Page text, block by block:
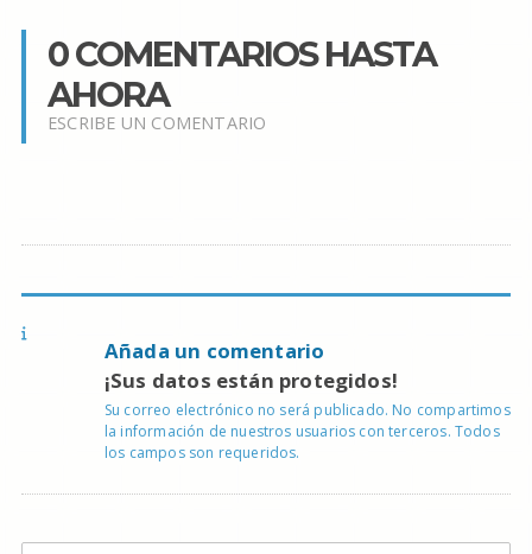
0 COMENTARIOS HASTA
AHORA
ESCRIBE UN COMENTARIO
Añada un comentario
¡Sus datos están protegidos!
Su correo electrónico no será publicado. No compartimos
la información de nuestros usuarios con terceros. Todos
los campos son requeridos.